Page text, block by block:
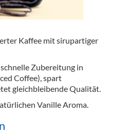
Kaffee mit sirupartiger
Zubereitung in
Coffee), spart
gleichbleibende Qualität.
Vanille Aroma.